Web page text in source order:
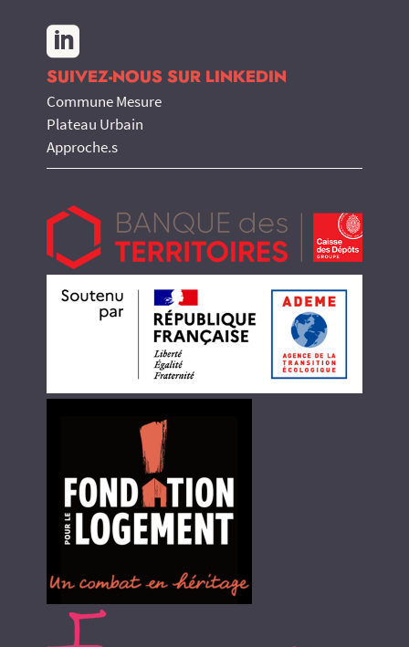

SUIVEZ-NOUS SUR LINKEDIN
Commune Mesure
Plateau Urbain
Approche.s